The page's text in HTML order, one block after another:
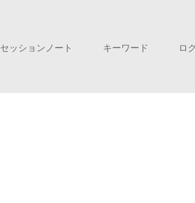
セッションノート キーワード ロ